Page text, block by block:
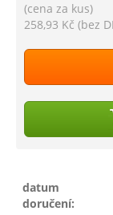
(cena za kus)
258,93 Kč (bez
datum
doručení: